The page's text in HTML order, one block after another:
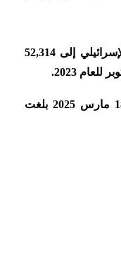
ووفق الوزارة ارتفعت حصيلة العدوان الإسرائيلي إلى 52,314
وبلغت حصيلة الشهداء والإصابات منذ 18 مارس 2025 بلغت